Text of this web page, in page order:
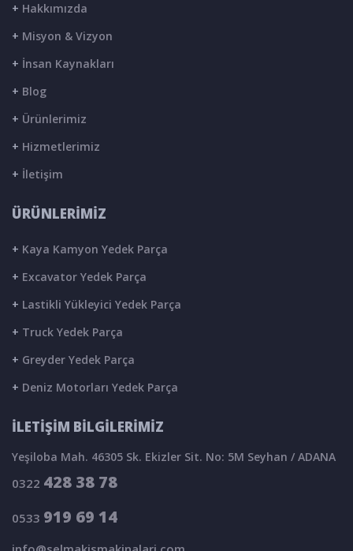
+ Hakkımızda
+ Misyon & Vizyon
+ İnsan Kaynakları
+ Blog
+ Ürünlerimiz
+ Hizmetlerimiz
+ İletişim
ÜRÜNLERİMİZ
+ Kaya Kamyon Yedek Parça
+ Excavator Yedek Parça
+ Lastikli Yükleyici Yedek Parça
+ Truck Yedek Parça
+ Greyder Yedek Parça
+ Deniz Motorları Yedek Parça
İLETİŞİM BİLGİLERİMİZ
Yeşiloba Mah. 46305 Sk. Ekizler Sit. No: 5M Seyhan / ADANA
0322 428 38 78
0533 919 69 14